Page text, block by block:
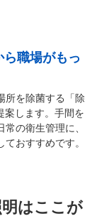
職場がもっ
所を除菌する「除
案します。手間を
の衛生管理に、
おすすめです。
はここが